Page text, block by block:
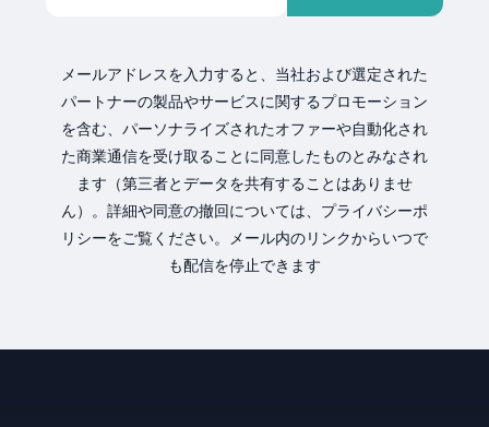
メールアドレスを入力すると、当社および選定された
パートナーの製品やサービスに関するプロモーション
を含む、パーソナライズされたオファーや自動化され
た商業通信を受け取ることに同意したものとみなされ
ます（第三者とデータを共有することはありませ
ん）。詳細や同意の撤回については、プライバシーポ
リシーをご覧ください。メール内のリンクからいつで
も配信を停止できます